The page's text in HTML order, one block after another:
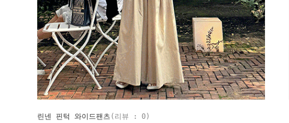
린넨 핀턱 와이드팬츠 (리뷰 : 0)